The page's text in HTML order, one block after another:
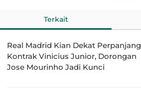
Terkait
Real Madrid Kian Dekat Perpanjang
Kontrak Vinicius Junior, Dorongan
Jose Mourinho Jadi Kunci